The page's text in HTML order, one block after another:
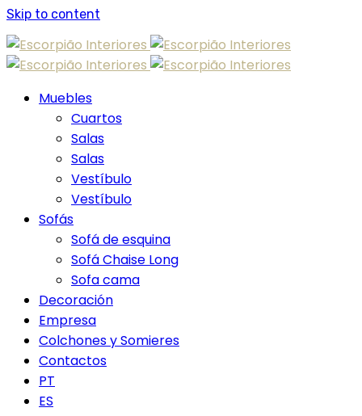
Skip to content
Muebles
Cuartos
Salas
Salas
Vestíbulo
Vestíbulo
Sofás
Sofá de esquina
Sofá Chaise Long
Sofa cama
Decoración
Empresa
Colchones y Somieres
Contactos
PT
ES